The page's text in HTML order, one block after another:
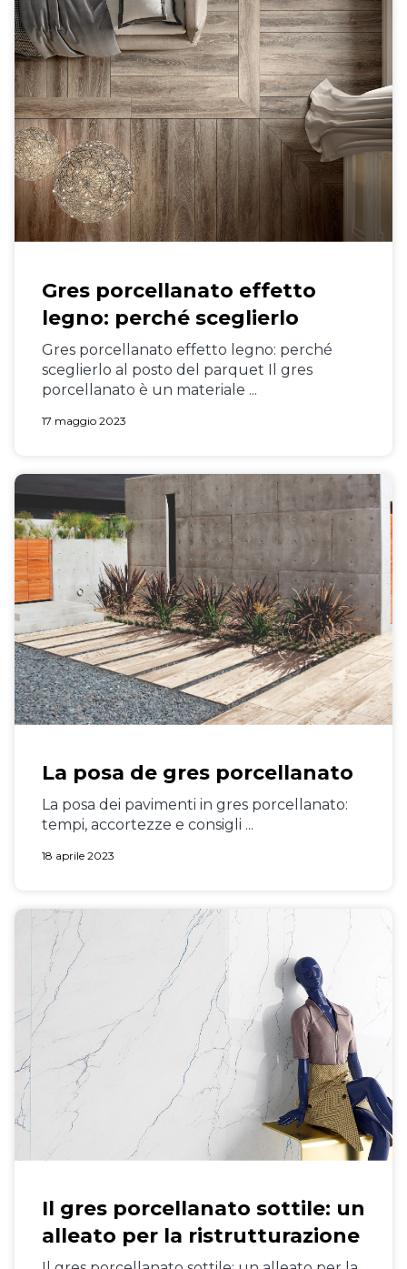
Gres porcellanato effetto
legno: perché sceglierlo
Gres porcellanato effetto legno: perché
sceglierlo al posto del parquet Il gres
porcellanato è un materiale ...
17 maggio 2023
La posa de gres porcellanato
La posa dei pavimenti in gres porcellanato:
tempi, accortezze e consigli ...
18 aprile 2023
Il gres porcellanato sottile: un
alleato per la ristrutturazione